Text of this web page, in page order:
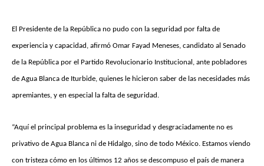
El Presidente de la República no pudo con la seguridad por falta de
experiencia y capacidad, afirmó Omar Fayad Meneses, candidato al Senado
de la República por el Partido Revolucionario Institucional, ante pobladores
de Agua Blanca de Iturbide, quienes le hicieron saber de las necesidades más
apremiantes, y en especial la falta de seguridad.
“Aquí el principal problema es la inseguridad y desgraciadamente no es
privativo de Agua Blanca ni de Hidalgo, sino de todo México. Estamos viendo
con tristeza cómo en los últimos 12 años se descompuso el país de manera